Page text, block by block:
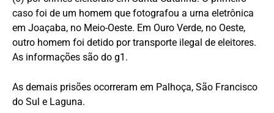
caso foi de um homem que fotografou a urna eletrônica
em Joaçaba, no Meio-Oeste. Em Ouro Verde, no Oeste,
outro homem foi detido por transporte ilegal de eleitores.
As informações são do g1.
As demais prisões ocorreram em Palhoça, São Francisco
do Sul e Laguna.